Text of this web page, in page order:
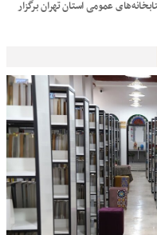
عمومی استان تهران برگزار